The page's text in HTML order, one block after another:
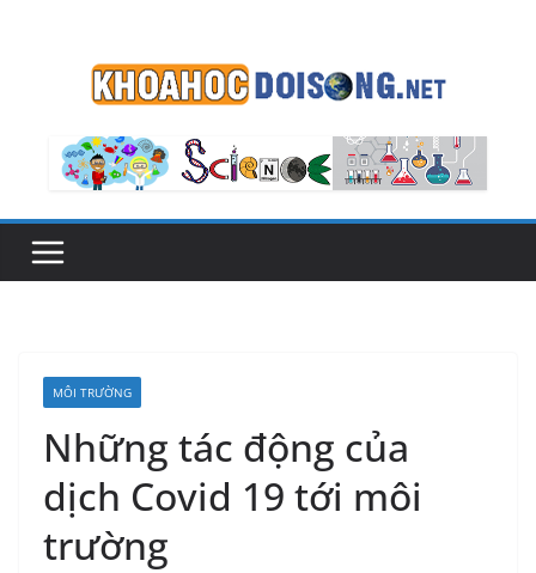
MÔI TRƯỜNG
Những tác động của
dịch Covid 19 tới môi
trường